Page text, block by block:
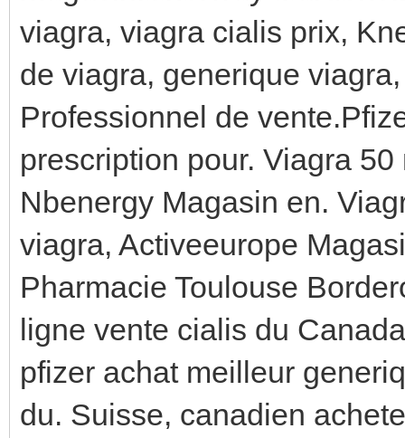
viagra, viagra cialis prix,
de viagra, generique
Professionnel de
prescription pour. Viagra
Nbenergy Magasin en.
viagra, Activeeurope
Pharmacie Toulouse
ligne vente cialis du
pfizer achat meilleur
du. Suisse, canadien